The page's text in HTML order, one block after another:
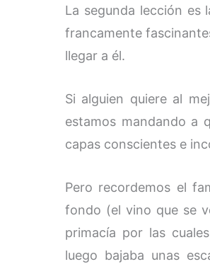
La segunda lección es
francamente
llegar a él.
Si alguien quiere al
estamos mandando a
capas conscientes e
Pero recordemos el
fondo (el vino que se
primacía por las
luego bajaba unas